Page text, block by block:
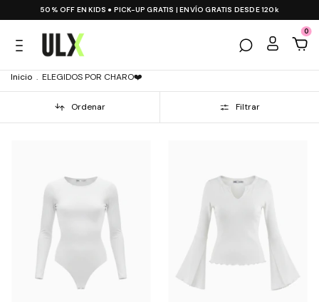
50% OFF EN KIDS ● PICK-UP GRATIS | ENVÍO GRATIS DESDE 120k
0
Inicio . ELEGIDOS POR CHARO❤️
Ordenar Filtrar